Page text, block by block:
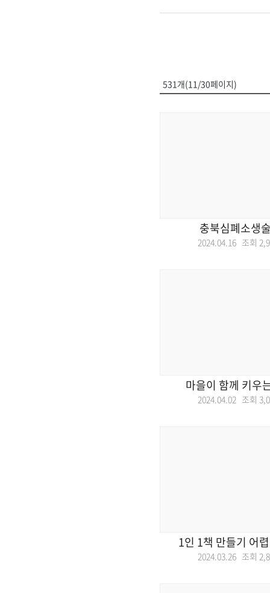
531개(11/30페이지)
충북심폐소생
2024.04.16 조회
마을이 함께 키우
2024.04.02 조회
1인 1책 만들기 어
2024.03.26 조회